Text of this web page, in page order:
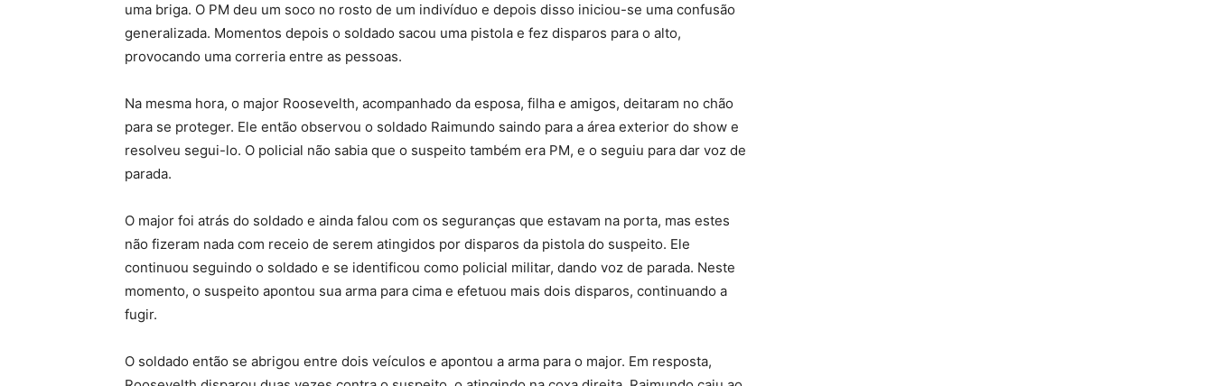
uma briga. O PM deu um soco no rosto de um indivíduo e depois disso iniciou-se uma confusão
generalizada. Momentos depois o soldado sacou uma pistola e fez disparos para o alto,
provocando uma correria entre as pessoas.
Na mesma hora, o major Roosevelth, acompanhado da esposa, filha e amigos, deitaram no chão
para se proteger. Ele então observou o soldado Raimundo saindo para a área exterior do show e
resolveu segui-lo. O policial não sabia que o suspeito também era PM, e o seguiu para dar voz de
parada.
O major foi atrás do soldado e ainda falou com os seguranças que estavam na porta, mas estes
não fizeram nada com receio de serem atingidos por disparos da pistola do suspeito. Ele
continuou seguindo o soldado e se identificou como policial militar, dando voz de parada. Neste
momento, o suspeito apontou sua arma para cima e efetuou mais dois disparos, continuando a
fugir.
O soldado então se abrigou entre dois veículos e apontou a arma para o major. Em resposta,